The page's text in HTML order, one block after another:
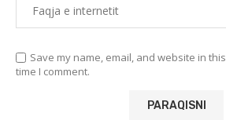
Save my name, email, and website in
time I comment.